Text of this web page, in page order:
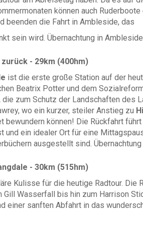
können auch
beenden die Fahrt in Ambleside, das
sein wird. Übernachtung in
- 29km (400hm)
ist die erste große Station auf der
Beatrix Potter und dem
zum Schutz der Landschaften
wo ein kurzer, steiler Anstieg zu
können! Die Rückfahrt
und ein idealer Ort für eine
ausgestellt sind.
- 30km (515hm)
Kulisse für die heutige Radtour. Die
Wasserfall bis hin zum Harrison
einer sanften Abfahrt in das